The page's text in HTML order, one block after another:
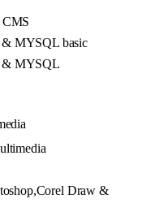
& MYSQL basic
& MYSQL
Draw &